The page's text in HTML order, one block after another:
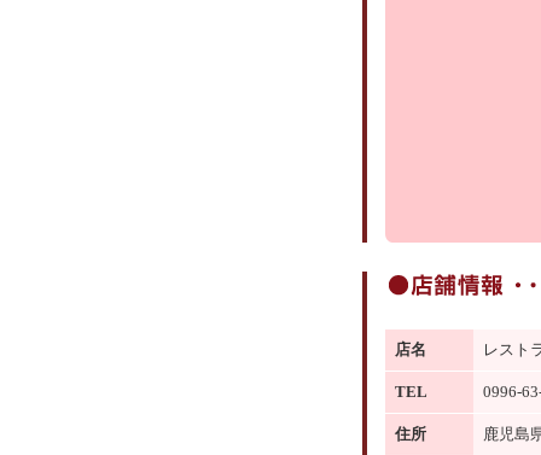
店名 レスト
TEL 0996-
住所 鹿児島